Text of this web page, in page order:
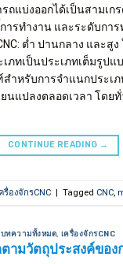
รถแบ่งออกได้เป็นสามเก
ารทำงาน และระดับกา
ต่ำ ปานกลาง และสูง
เภทเป็นประเภทเต็มรูป
ำหรับการจำแนกประเ
นแปลงตลอดเวลา โดย
CONTINUE READING →
รื่องจักรCNC | Tagged CNC,
บทความทั้งหมด, เครื่องจักรCNC
ามวัตถุประสงค์ของ